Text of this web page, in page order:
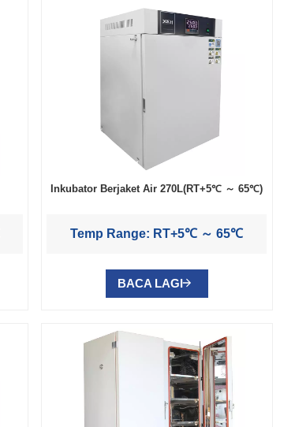
Inkubator Berjaket Air 270L(RT+5℃ ～ 65℃)
Temp Range: RT+5℃ ～ 65℃
BACA LAGI